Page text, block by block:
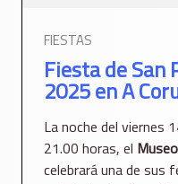
FIESTAS
Fiesta de San
2025 en A
La noche del viernes
21.00 horas, el
celebrará una de sus